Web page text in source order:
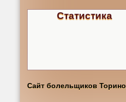
Статистика
Сайт болельщиков Торино